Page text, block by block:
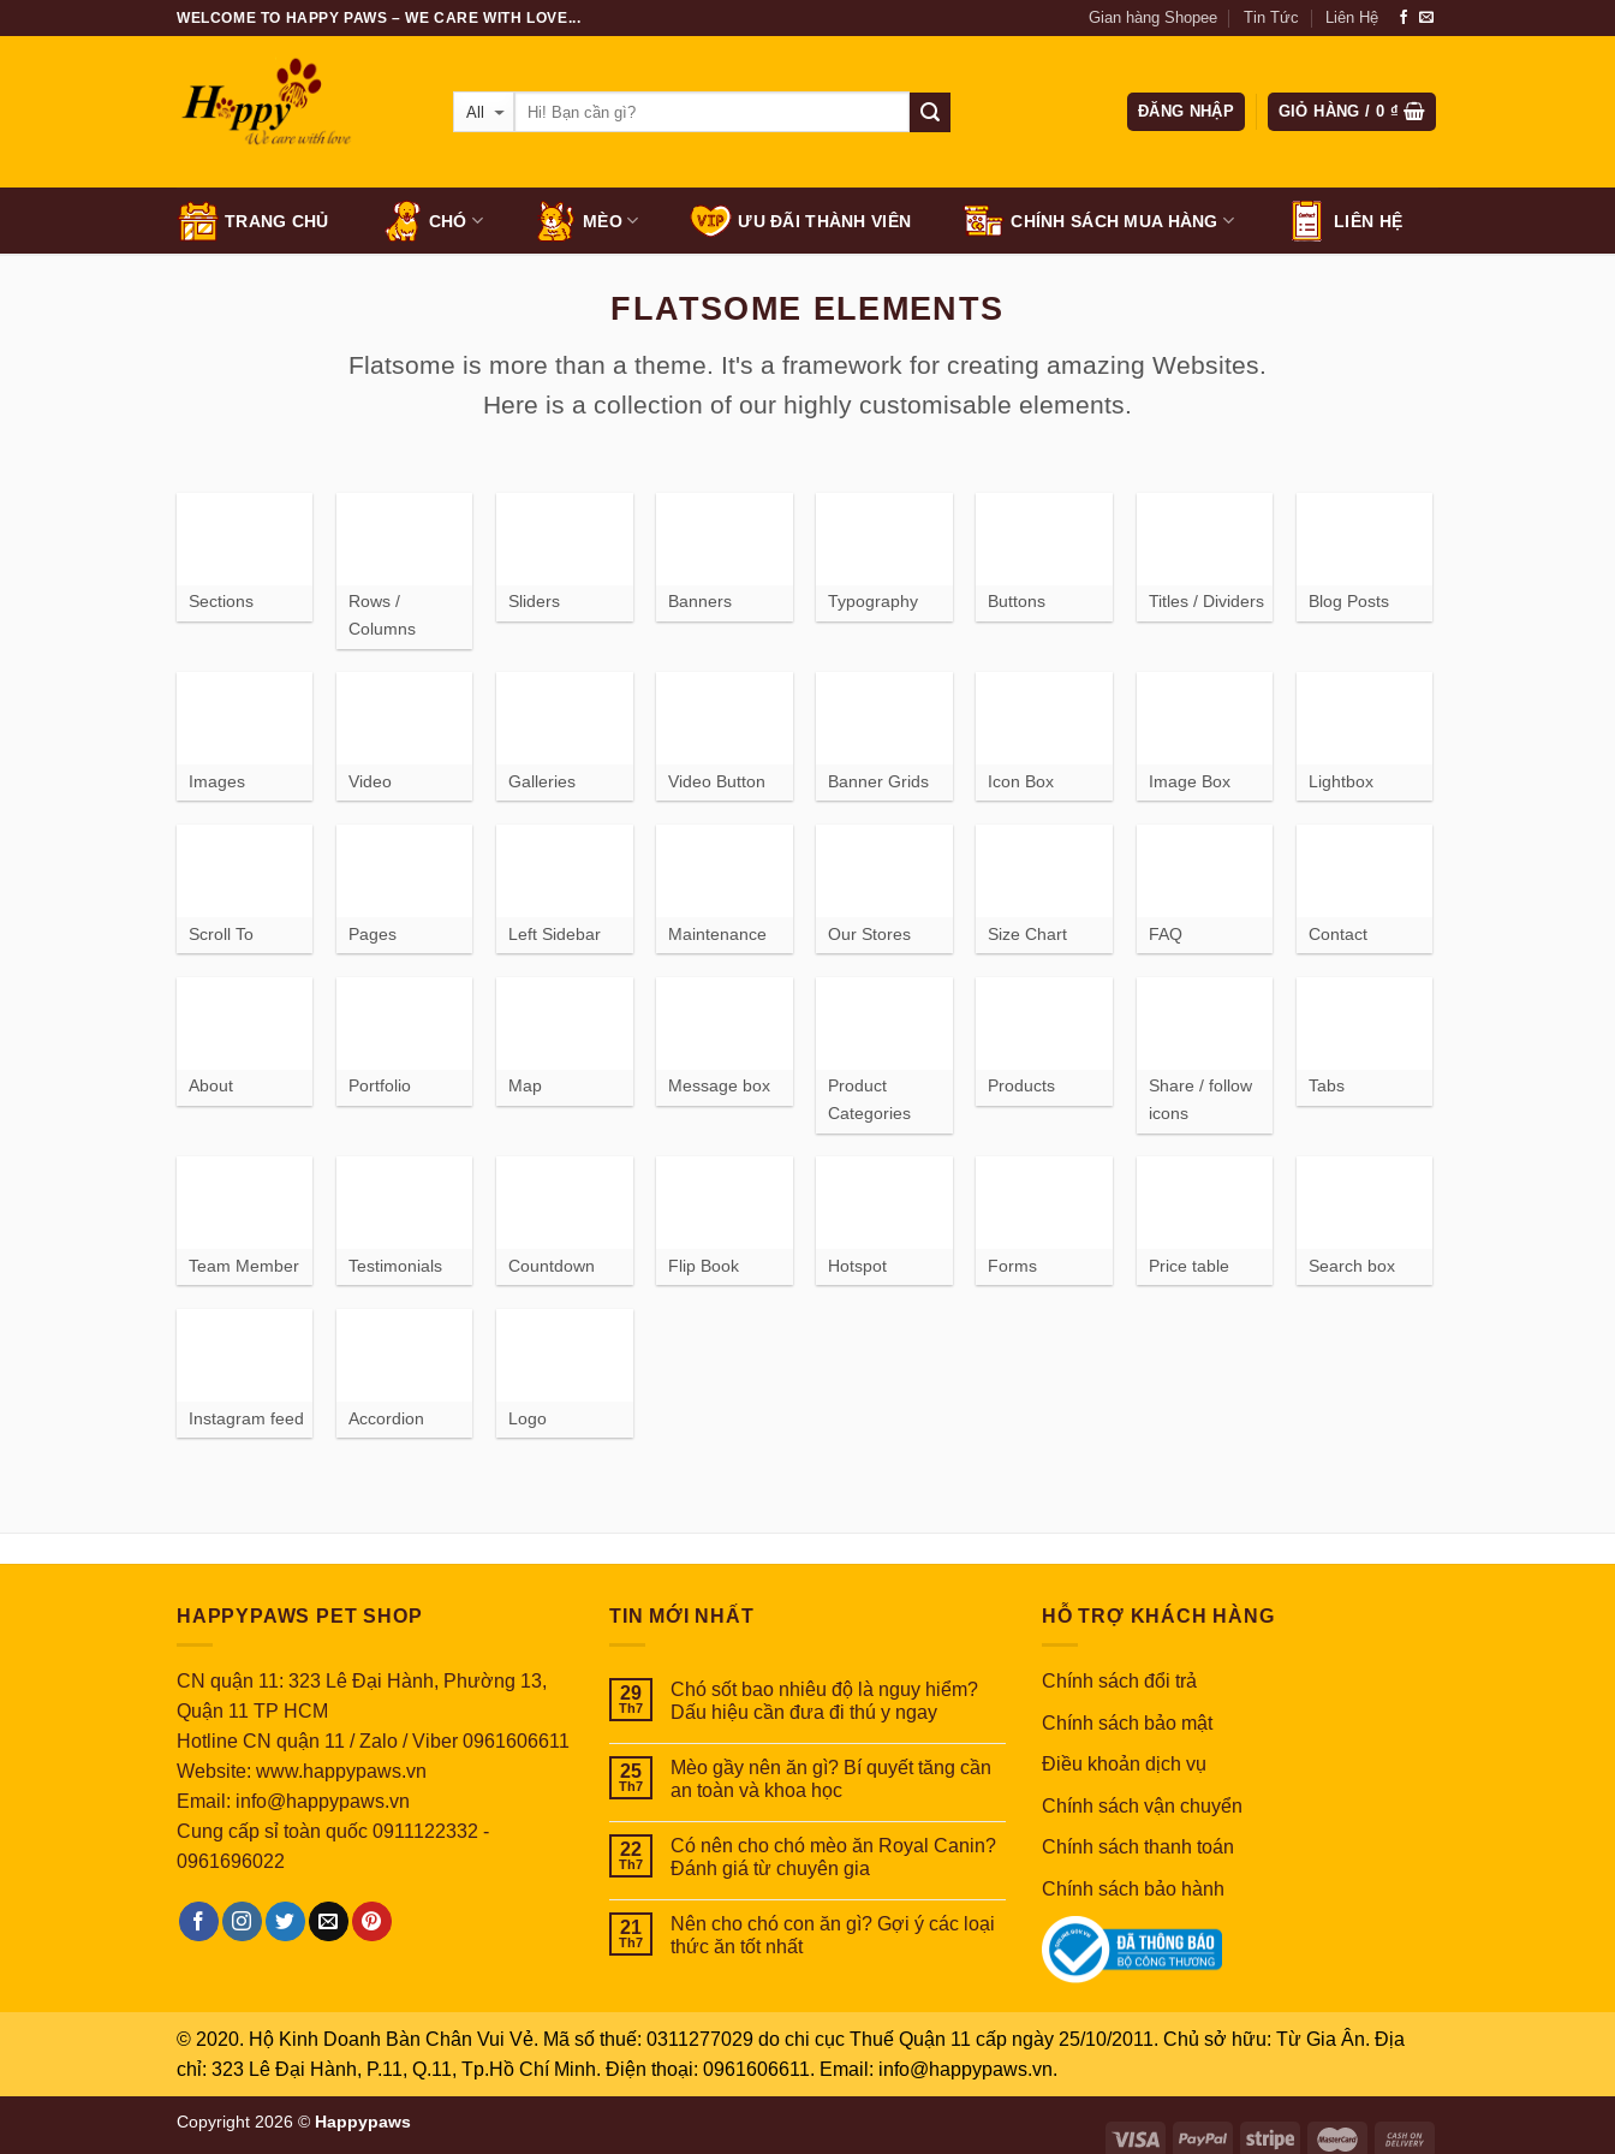
WELCOME TO HAPPY PAWS – WE CARE WITH LOVE... Gian hàng Shopee Tin Tức Liên Hệ
ĐĂNG NHẬP GIỎ HÀNG / 0 ₫
TRANG CHỦ CHÓ MÈO ƯU ĐÃI THÀNH VIÊN CHÍNH SÁCH MUA HÀNG LIÊN HỆ
FLATSOME ELEMENTS
Flatsome is more than a theme. It's a framework for creating amazing Websites.
Here is a collection of our highly customisable elements.
Sections
Rows /
Columns
Sliders Banners Typography Buttons Titles / Dividers Blog Posts
Images Video Galleries Video Button Banner Grids Icon Box Image Box Lightbox
Scroll To Pages Left Sidebar Maintenance Our Stores Size Chart FAQ Contact
About Portfolio Map Message box
Product
Categories
Products
Share / follow
icons
Tabs
Team Member Testimonials Countdown Flip Book Hotspot Forms Price table Search box
Instagram feed Accordion Logo
HAPPYPAWS PET SHOP
CN quận 11: 323 Lê Đại Hành, Phường 13,
Quận 11 TP HCM
Hotline CN quận 11 / Zalo / Viber 0961606611
Website: www.happypaws.vn
Email: info@happypaws.vn
Cung cấp sỉ toàn quốc 0911122332 -
0961696022
TIN MỚI NHẤT
29
Th7
Chó sốt bao nhiêu độ là nguy hiểm?
Dấu hiệu cần đưa đi thú y ngay
25
Th7
Mèo gầy nên ăn gì? Bí quyết tăng cần
an toàn và khoa học
22
Th7
Có nên cho chó mèo ăn Royal Canin?
Đánh giá từ chuyên gia
21
Th7
Nên cho chó con ăn gì? Gợi ý các loại
thức ăn tốt nhất
HỖ TRỢ KHÁCH HÀNG
Chính sách đổi trả
Chính sách bảo mật
Điều khoản dịch vụ
Chính sách vận chuyển
Chính sách thanh toán
Chính sách bảo hành
© 2020. Hộ Kinh Doanh Bàn Chân Vui Vẻ. Mã số thuế: 0311277029 do chi cục Thuế Quận 11 cấp ngày 25/10/2011. Chủ sở hữu: Từ Gia Ân. Địa
chỉ: 323 Lê Đại Hành, P.11, Q.11, Tp.Hồ Chí Minh. Điện thoại: 0961606611. Email: info@happypaws.vn.
Copyright 2026 © Happypaws